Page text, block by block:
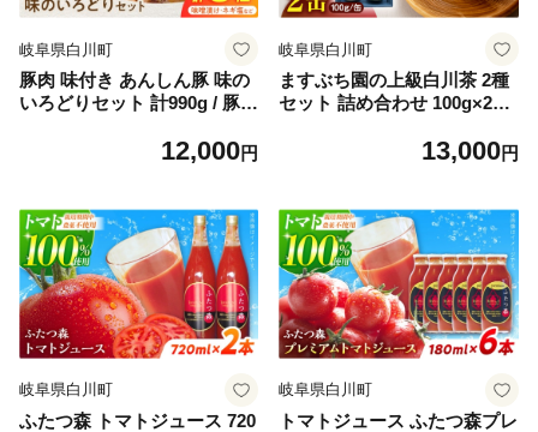
岐阜県白川町
豚肉 味付き あんしん豚 味の
いろどりセット 計990g / 豚肉
肉 味噌漬け ねぎ塩 豚丼 トマ
調理 簡単 味付き 真空 冷凍
軟骨 こま切れ肉 豚こま 豚小
間 岐阜県 白川町 / 藤井ファ
ーム [AWAF002]
12,000円
岐阜県白川町
ますぶち園の上級白川茶 2種
セット 詰め合わせ 100g×2本
ト 白川町 / ますぶち園 [AWA
13,000円
岐阜県白川町
ふたつ森 トマトジュース 720
岐阜県白川町
トマトジュース ふたつ森プレ